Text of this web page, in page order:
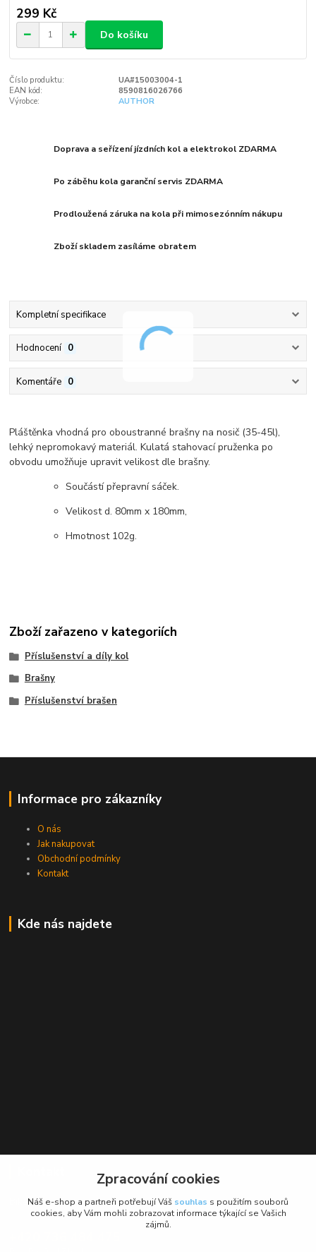
299 Kč
Do košíku
Číslo produktu:
UA#15003004-1
EAN kód:
8590816026766
Výrobce:
AUTHOR
Doprava a seřízení jízdních kol a elektrokol ZDARMA
Po záběhu kola garanční servis ZDARMA
Prodloužená záruka na kola při mimosezónním nákupu
Zboží skladem zasíláme obratem
Kompletní specifikace
Hodnocení 0
Komentáře 0
Pláštěnka vhodná pro oboustranné brašny na nosič (35-45l),
lehký nepromokavý materiál. Kulatá stahovací pruženka po
obvodu umožňuje upravit velikost dle brašny.
Součástí přepravní sáček.
Velikost d. 80mm x 180mm,
Hmotnost 102g.
Zboží zařazeno v kategoriích
Příslušenství a díly kol
Brašny
Příslušenství brašen
Informace pro zákazníky
O nás
Jak nakupovat
Obchodní podmínky
Kontakt
Kde nás najdete
BikeForce.cz
Zpracování cookies
Náš e-shop a partneři potřebují Váš souhlas s použitím souborů
cookies, aby Vám mohli zobrazovat informace týkající se Vašich
zájmů.